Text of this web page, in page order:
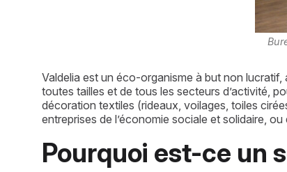
Valdelia est un éco-organisme à but non
toutes tailles et de tous les secteurs d’activité,
décoration textiles (rideaux, voilages, toiles
entreprises de l’économie sociale et solidaire,
Pourquoi est-ce un